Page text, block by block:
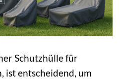
Schutzhülle für
ist entscheidend, um